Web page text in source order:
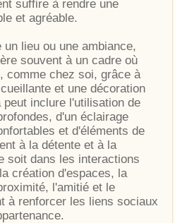
suffire à rendre une
et agréable.
lieu ou une ambiance,
souvent à un cadre où
comme chez soi, grâce à
et une décoration
peut inclure l'utilisation de
d'un éclairage
et d'éléments de
à la détente et à la
soit dans les interactions
création d'espaces, la
l'amitié et le
à renforcer les liens sociaux